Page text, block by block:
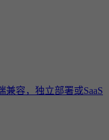
兼容，独立部署或SaaS